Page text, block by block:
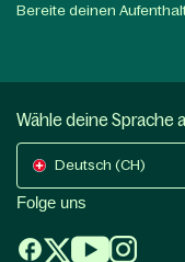
Bereite deinen
Wähle deine Sprache
Deutsch (CH)
Folge uns